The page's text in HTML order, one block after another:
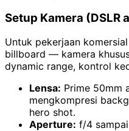
Setup Kamera (DSLR
Untuk pekerjaan
billboard — kamera
dynamic range, kontrol
Lensa: Prime 50mm
mengkompresi
hero shot.
Aperture: f/4